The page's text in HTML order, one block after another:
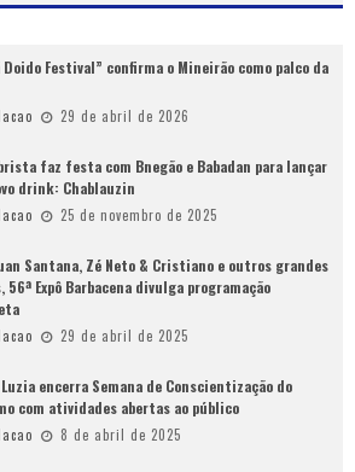
Doido Festival” confirma o Mineirão como palco da
29 de abril de 2026
faz festa com Bnegão e Babadan para lançar
drink: Chablauzin
25 de novembro de 2025
Santana, Zé Neto & Cristiano e outros grandes
56ª Expô Barbacena divulga programação
29 de abril de 2025
encerra Semana de Conscientização do
com atividades abertas ao público
8 de abril de 2025